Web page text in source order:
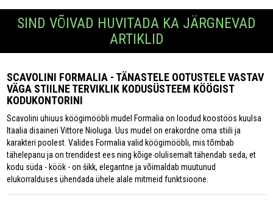
SIND VÕIVAD HUVITADA KA JÄRGNEVAD
ARTIKLID
SCAVOLINI FORMALIA - TÄNASTELE OOTUSTELE VASTAV
VÄGA STIILNE TERVIKLIK KODUSÜSTEEM KÖÖGIST
KODUKONTORINI
Scavolini uhiuus köögimööbli mudel Formalia on loodud koostöös kuulsa
Itaalia disaineri Vittore Nioluga. Uus mudel on erakordne oma stiili ja
karakteri poolest. Valides Formalia valid köögimööbli, mis tõmbab
tähelepanu ja on trendidest ees ning kõige olulisemalt tähendab seda, et
kodu süda - köök - on šikk, elegantne ja võimaldab muutunud
elukorralduses ühendada ühele alale mitmeid funktsioone.